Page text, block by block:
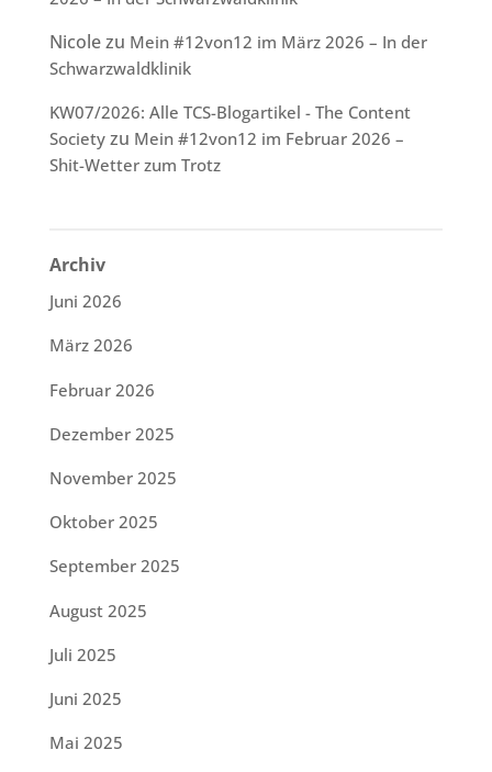
Nicolezu Mein #12von12 im März 2026 – In der
Schwarzwaldklinik
KW07/2026: Alle TCS-Blogartikel - The Content
Societyzu Mein #12von12 im Februar 2026 –
Shit-Wetter zum Trotz
Archiv
Juni 2026
März 2026
Februar 2026
Dezember 2025
November 2025
Oktober 2025
September 2025
August 2025
Juli 2025
Juni 2025
Mai 2025